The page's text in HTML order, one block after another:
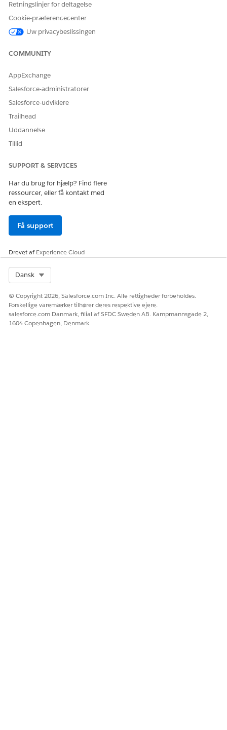
Aktiver Tableau Næste. Dette tildeler dig også et Data
Cloud Architect- og
tilladelsessæt.
LØSTE DENNE ARTIKEL DIT PROBLEM?
Giv os besked, så vi kan forbedre os!
Retningslinjer for deltagelse
Cookie-præferencecenter
Uw privacybeslissingen
COMMUNITY
AppExchange
Salesforce-administratorer
Salesforce-udviklere
Trailhead
Uddannelse
Tillid
SUPPORT & SERVICES
Har du brug for hjælp? Find flere
ressourcer, eller få kontakt med
en ekspert.
Få support
Drevet afExperience Cloud
Dansk
© Copyright 2026, Salesforce.com Inc. Alle rettigheder forbeholdes.
Forskellige varemærker tilhører deres respektive ejere.
salesforce.com Danmark, filial af SFDC Sweden AB. Kampmannsgade 2,
1604 Copenhagen, Denmark